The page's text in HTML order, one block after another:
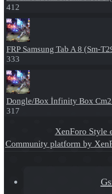
412
FRP Samsung Tab A 8 (Sm-
333
Dongle/Box İnfinity Box Cm2
317
XenForo Style
Community platform by